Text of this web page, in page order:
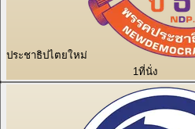
ประชาธิปไตยใหม่
1ที่นั่ง